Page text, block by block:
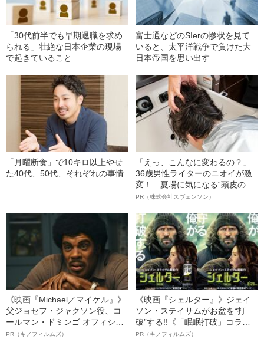
「30代前半でも早期退職を求め
られる」壮絶な日本企業の現場
で起きていること
富士通などのSIerの惨状を見て
いると、太平洋戦争で負けた大
日本帝国を思い出す
「月曜断食」で10キロ以上やせ
た40代、50代、それぞれの事情
「えっ、こんなに変わるの？」
36歳男性ライターのニオイが激
変！ 夏場に気になる“頭皮のニ
オイ”や“ベタつき”を解消す
ト”が生み出した徹底ケアとは
PR（株式会社スヴェンソン）
《映画『Michael／マイケル』》
父ジョセフ・ジャクソン役、コ
ールマン・ドミンゴ オフィシャ
ルインタビュー“観客を魅了した
PR（キノフィルムズ）
《映画『シェルター』》ジェイ
ソン・ステイサムがお盆を“打
破”する!!《「眠眠打破」コラ
ボ》
PR（キノフィルムズ）